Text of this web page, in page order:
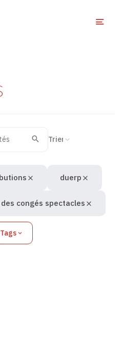
Valider
Tags
duerp
congés spectacles